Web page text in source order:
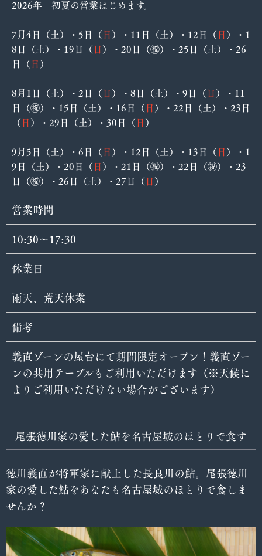
2026年 初夏の営業はじめます。
7月4日（土）・5日（ 日 ）・11日（土）・12日（ 日 ）・1
8日（土）・19日（ 日 ）・20日（㊗️）・25日（土）・26
日（ 日 ）
8月1日（土）・2日（ 日 ）・8日（土）・9日（ 日 ）・11
日（㊗️）・15日（土）・16日（ 日 ）・22日（土）・23日
（ 日 ）・29日（土）・30日（ 日 ）
9月5日（土）・6日（ 日 ）・12日（土）・13日（ 日 ）・1
9日（土）・20日（ 日 ）・21日（㊗️）・22日（㊗️）・23
日（㊗️）・26日（土）・27日（ 日 ）
営業時間
10:30～17:30
休業日
雨天、荒天休業
備考
義直ゾーンの屋台にて期間限定オープン！義直ゾー
ンの共用テーブルもご利用いただけます（※天候に
よりご利用いただけない場合がございます）
尾張徳川家の愛した鮎を名古屋城のほとりで食す
徳川義直が将軍家に献上した長良川の鮎。尾張徳川
家の愛した鮎をあなたも名古屋城のほとりで食しま
せんか？